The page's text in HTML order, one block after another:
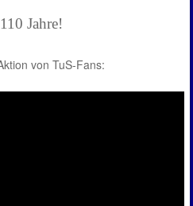
Jahre!
von TuS-Fans: